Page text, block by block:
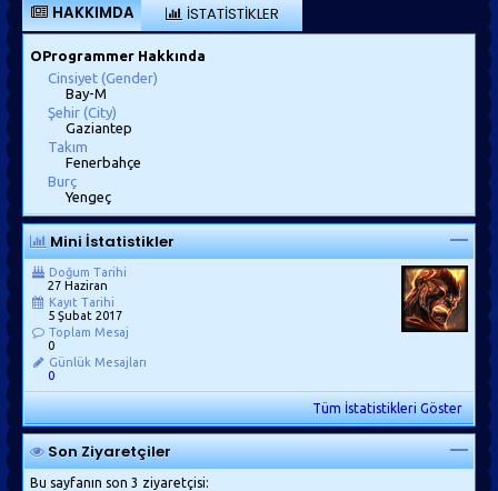
HAKKIMDA İSTATISTIKLER
OProgrammer Hakkında
Cinsiyet (Gender)
Bay-M
Şehir (City)
Gaziantep
Takım
Fenerbahçe
Burç
Yengeç
Mini İstatistikler
Doğum Tarihi
27 Haziran
Kayıt Tarihi
5 Şubat 2017
Toplam Mesaj
0
Günlük Mesajları
0
Tüm İstatistikleri Göster
Son Ziyaretçiler
Bu sayfanın son 3 ziyaretçisi: